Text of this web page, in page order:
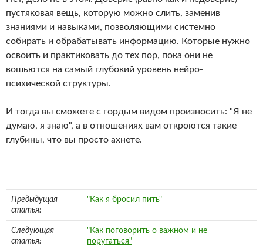
пустяковая вещь, которую можно слить, заменив
знаниями и навыками, позволяющими системно
собирать и обрабатывать информацию. Которые нужно
освоить и практиковать до тех пор, пока они не
вошьются на самый глубокий уровень нейро-
психической структуры.
И тогда вы сможете с гордым видом произносить: "Я не
думаю, я знаю", а в отношениях вам откроются такие
глубины, что вы просто ахнете.
Предыдущая
статья:
"Как я бросил пить"
Следующая
статья:
"Как поговорить о важном и не
поругаться"